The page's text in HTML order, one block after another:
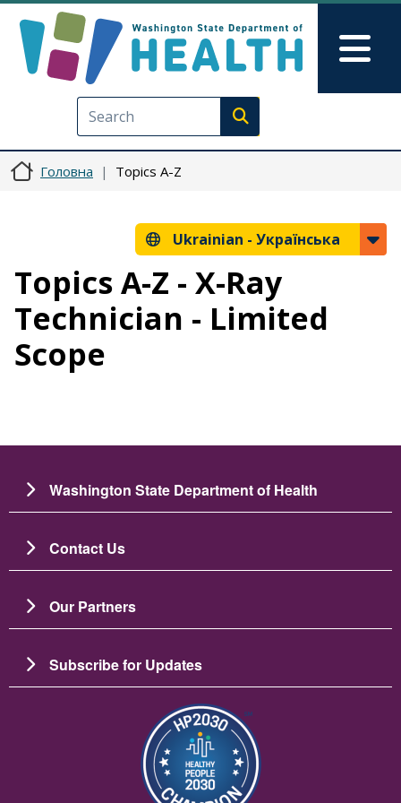
Execute search
Головна Topics A-Z
Ukrainian - Українська
Topics A-Z - X-Ray
Technician - Limited
Scope
Washington State Department of Health
Contact Us
Our Partners
Subscribe for Updates
Зображення